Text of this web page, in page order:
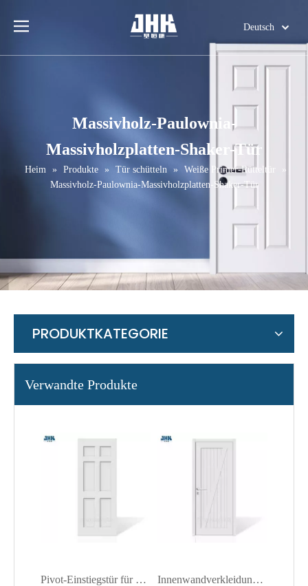
Deutsch
English
简体中文
العربية
Français
Pусский
Español
Português
Italiano
日本語
اردو
Massivholz-Paulownia-
Massivholzplatten-Shaker-Tür
Heim » Produkte » Tür schütteln » Weiße Primer-Rütteltür
»
Massivholz-Paulownia-Massivholzplatten-Shaker-Tür
PRODUKTKATEGORIE
Verwandte Produkte
Pivot-Einstiegstür für Schüttler mit weißer Grundierung Innenwandverkleidung, weiß grundierte Shaker-Tür